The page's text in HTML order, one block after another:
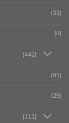
(33)
(8)
(442)
(91)
(29)
(111)